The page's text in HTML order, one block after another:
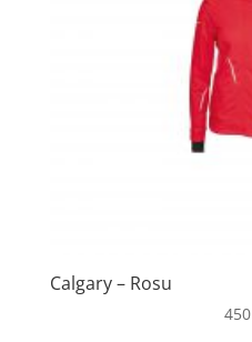
Calgary – Rosu
450